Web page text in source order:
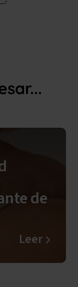
de
Leer